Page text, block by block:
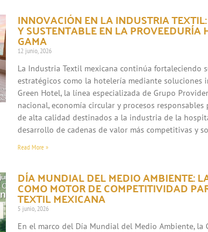
INNOVACIÓN EN LA INDUSTRIA
Y SUSTENTABLE EN LA PROVEEDURÍA
GAMA
12 junio, 2026
La Industria Textil mexicana continúa fortaleciendo
estratégicos como la hotelería mediante soluciones
Green Hotel, la línea especializada de Grupo
nacional, economía circular y procesos
de alta calidad destinados a la industria de la
desarrollo de cadenas de valor más competitivas y
Read More »
DÍA MUNDIAL DEL MEDIO AMBIENTE:
COMO MOTOR DE COMPETITIVIDAD
TEXTIL MEXICANA
5 junio, 2026
En el marco del Día Mundial del Medio Ambiente, la